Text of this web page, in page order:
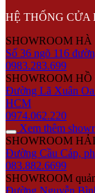
HỆ THỐNG CỬA
SHOWROOM HÀ
Số 36 ngõ 116
0983.283.699
SHOWROOM
Đường Lã Xuân
HCM
0974.062.220
Xem thêm
SHOWROOM
Đường Cầu Cáp,
083.882.6699
SHOWROOM
Đường Nguyễn